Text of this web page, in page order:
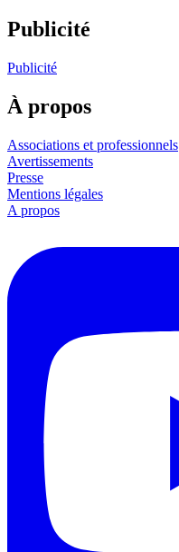
Publicité
Publicité
À propos
Associations et professionnels
Avertissements
Presse
Mentions légales
A propos